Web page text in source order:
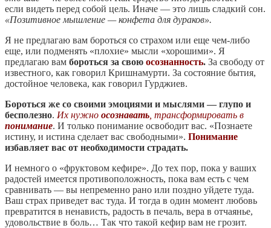
если видеть перед собой цель. Иначе — это лишь сладкий сон.
«Позитивное мышление — конфета для дураков».
Я не предлагаю вам бороться со страхом или еще чем-либо
еще, или подменять «плохие» мысли «хорошими». Я
предлагаю вам бороться за свою осознанность. За свободу от
известного, как говорил Кришнамурти. За состояние бытия,
достойное человека, как говорил Гурджиев.
Бороться же со своими эмоциями и мыслями — глупо и
бесполезно. Их нужно осознавать , трансформировать в
понимание. И только понимание освободит вас. «Познаете
истину, и истина сделает вас свободными». Понимание
избавляет вас от необходимости страдать.
И немного о «фруктовом кефире». До тех пор, пока у ваших
радостей имеется противоположность, пока вам есть с чем
сравнивать — вы непременно рано или поздно уйдете туда.
Ваш страх приведет вас туда. И тогда в один момент любовь
превратится в ненависть, радость в печаль, вера в отчаянье,
удовольствие в боль… Так что такой кефир вам не грозит.